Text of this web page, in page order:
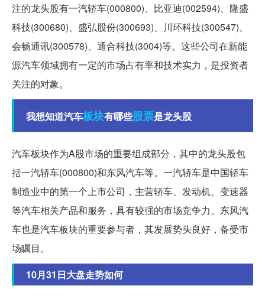
注的龙头股有一汽轿车(000800)、比亚迪(002594)、隆盛
科技(300680)、盛弘股份(300693)、川环科技(300547)、
会畅通讯(300578)、通合科技(3004)等。这些公司在新能
源汽车领域拥有一定的市场占有率和技术实力，是投资者
关注的对象。
我想知道汽车板块有哪些股票是龙头股
汽车板块作为A股市场的重要组成部分，其中的龙头股包
括一汽轿车(000800)和东风汽车等。一汽轿车是中国轿车
制造业中的第一个上市公司，主营轿车、发动机、变速器
等汽车相关产品和服务，具有较强的市场竞争力。东风汽
车也是汽车板块的重要参与者，其发展势头良好，备受市
场瞩目。
10月31日大盘走势如何